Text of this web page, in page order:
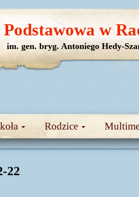
Rodzice
Podstawowa w
im. gen. bryg. Antoniego Hedy-
22